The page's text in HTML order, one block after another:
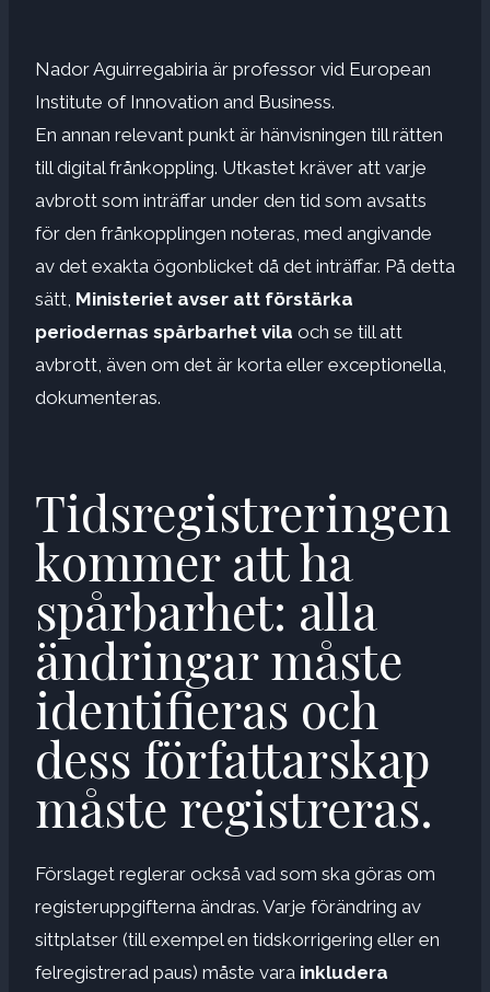
Nador Aguirregabiria är professor vid European
Institute of Innovation and Business.
En annan relevant punkt är hänvisningen till rätten
till digital frånkoppling. Utkastet kräver att varje
avbrott som inträffar under den tid som avsatts
för den frånkopplingen noteras, med angivande
av det exakta ögonblicket då det inträffar. På detta
sätt, Ministeriet avser att förstärka
periodernas spårbarhet vila och se till att
avbrott, även om det är korta eller exceptionella,
dokumenteras.
Tidsregistreringen
kommer att ha
spårbarhet: alla
ändringar måste
identifieras och
dess författarskap
måste registreras.
Förslaget reglerar också vad som ska göras om
registeruppgifterna ändras. Varje förändring av
sittplatser (till exempel en tidskorrigering eller en
felregistrerad paus) måste vara inkludera